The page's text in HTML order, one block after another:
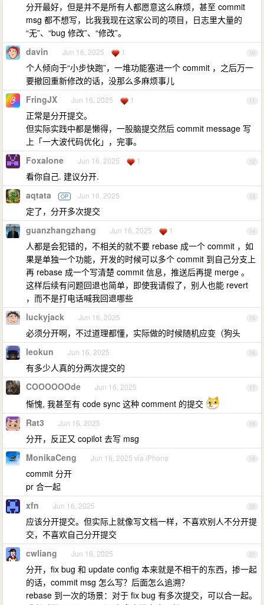
分开最好，但是并不是所有人都愿意这么麻烦，甚至 commit
msg 都不想写，比我我现在这家公司的项目，日志里大量的
“无”、“bug 修改”、“修改”。
10
davin Jun 16, 2025 1
个人倾向于“小步快跑”，一堆功能塞进一个 commit ，之后万一
要撤回重新修改的话，没那么多麻烦事儿
11
FringJX Jun 16, 2025 1
正常是分开提交。
但实际实践中都是懒得，一股脑提交然后 commit message 写
上「一大波代码优化」，完事。
12
Foxalone Jun 16, 2025 1
看你自己. 建议分开.
13
aqtata OP Jun 16, 2025
定了，分开多次提交
14
guanzhangzhang Jun 16, 2025 1
人都是会犯错的，不相关的就不要 rebase 成一个 commit ，如
果是单独一个功能，开发的时候可以多个 commit 到自己分支上
再 rebase 成一个写清楚 commit 信息，推送后再提 merge 。
这样后续有问题回退也简单，即使我请假了，别人也能 revert
，而不是打电话喊我回退哪些
15
luckyjack Jun 16, 2025
必须分开啊，不过道理都懂，实际做的时候随机应变（狗头
16
leokun Jun 16, 2025
有多少人真的分两次提交的
17
COOOOOOde Jun 16, 2025
惭愧, 我甚至有 code sync 这种 comment 的提交
18
Rat3 Jun 16, 2025
分开，反正又 copilot 去写 msg
19
MonikaCeng Jun 16, 2025 via iPhone
commit 分开
pr 合一起
20
xfn Jun 16, 2025
应该分开提交。但实际上就像写文档一样，不喜欢别人不分开提
交，不喜欢自己分开提交
21
cwliang Jun 16, 2025
分开，fix bug 和 update config 本来就是不相干的东西，掺一起
的话，commit msg 怎么写？后面怎么追溯？
rebase 到一次的场景：对于 fix bug 有多次提交，可以合一起。